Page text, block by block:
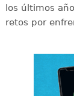
los últimos
retos por